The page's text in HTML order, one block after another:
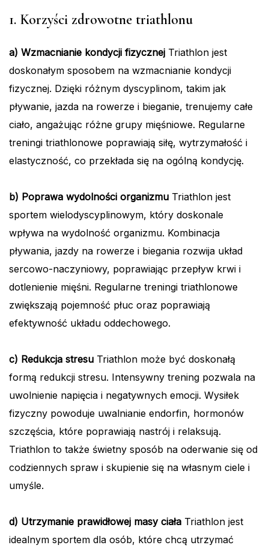
1. Korzyści zdrowotne triathlonu
a) Wzmacnianie kondycji fizycznej Triathlon jest
doskonałym sposobem na wzmacnianie kondycji
fizycznej. Dzięki różnym dyscyplinom, takim jak
pływanie, jazda na rowerze i bieganie, trenujemy całe
ciało, angażując różne grupy mięśniowe. Regularne
treningi triathlonowe poprawiają siłę, wytrzymałość i
elastyczność, co przekłada się na ogólną kondycję.
b) Poprawa wydolności organizmu Triathlon jest
sportem wielodyscyplinowym, który doskonale
wpływa na wydolność organizmu. Kombinacja
pływania, jazdy na rowerze i biegania rozwija układ
sercowo-naczyniowy, poprawiając przepływ krwi i
dotlenienie mięśni. Regularne treningi triathlonowe
zwiększają pojemność płuc oraz poprawiają
efektywność układu oddechowego.
c) Redukcja stresu Triathlon może być doskonałą
formą redukcji stresu. Intensywny trening pozwala na
uwolnienie napięcia i negatywnych emocji. Wysiłek
fizyczny powoduje uwalnianie endorfin, hormonów
szczęścia, które poprawiają nastrój i relaksują.
Triathlon to także świetny sposób na oderwanie się od
codziennych spraw i skupienie się na własnym ciele i
umyśle.
d) Utrzymanie prawidłowej masy ciała Triathlon jest
idealnym sportem dla osób, które chcą utrzymać